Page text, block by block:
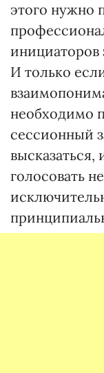
этого нужно
инициаторов
И только
необходимо
сессионный
голосовать